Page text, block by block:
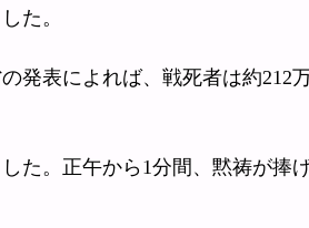
た。
発表によれば、戦死者は約212
た。正午から1分間、黙祷が捧